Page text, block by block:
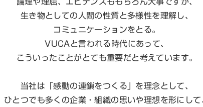
生き物としての人間の性質と多様性を理解し、
コミュニケーションをとる。
VUCAと言われる時代にあって、
こういったことがとても重要だと考えています。
当社は「感動の連鎖をつくる」を理念として、
ひとつでも多くの企業・組織の思いや理想を形にして